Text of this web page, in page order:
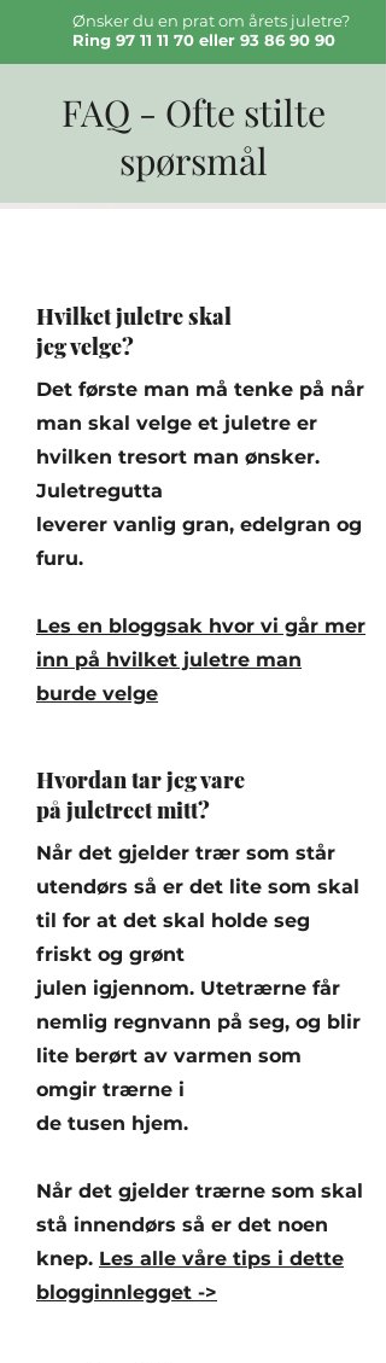
Ønsker du en prat om årets juletre?
Ring 97 11 11 70 eller 93 86 90 90
FAQ - Ofte stilte
spørsmål
Hvilket juletre skal
jeg velge?
Det første man må tenke på når
man skal velge et juletre er
hvilken tresort man ønsker.
Juletregutta
leverer vanlig gran, edelgran og
furu.
Les en bloggsak hvor vi går mer
inn på hvilket juletre man
burde velge
Hvordan tar jeg vare
på juletreet mitt?
Når det gjelder trær som står
utendørs så er det lite som skal
til for at det skal holde seg
friskt og grønt
julen igjennom. Utetrærne får
nemlig regnvann på seg, og blir
lite berørt av varmen som
omgir trærne i
de tusen hjem.
Når det gjelder trærne som skal
stå innendørs så er det noen
knep. Les alle våre tips i dette
blogginnlegget ->